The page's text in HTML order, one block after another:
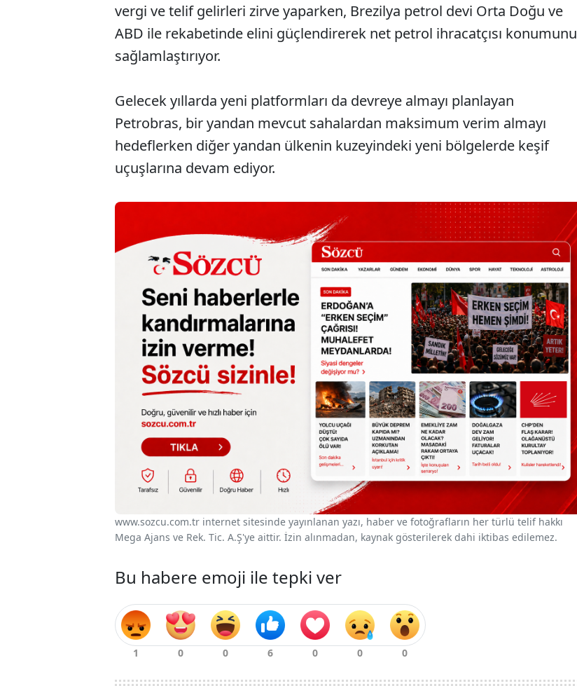
vergi ve telif gelirleri zirve yaparken, Brezilya petrol devi Orta Doğu ve
ABD ile rekabetinde elini güçlendirerek net petrol ihracatçısı konumunu
sağlamlaştırıyor.
Gelecek yıllarda yeni platformları da devreye almayı planlayan
Petrobras, bir yandan mevcut sahalardan maksimum verim almayı
hedeflerken diğer yandan ülkenin kuzeyindeki yeni bölgelerde keşif
uçuşlarına devam ediyor.
www.sozcu.com.tr internet sitesinde yayınlanan yazı, haber ve fotoğrafların her türlü telif hakkı
Mega Ajans ve Rek. Tic. A.Ş'ye aittir. İzin alınmadan, kaynak gösterilerek dahi iktibas edilemez.
Bu habere emoji ile tepki ver